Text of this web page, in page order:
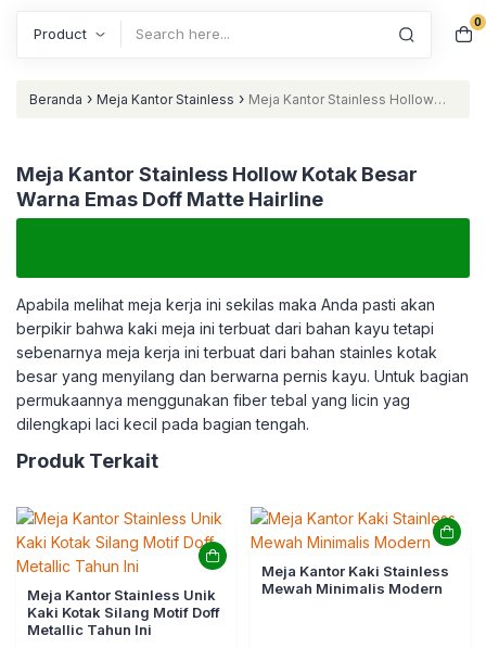
0
Beranda › Meja Kantor Stainless › Meja Kantor Stainless Hollow
Meja Kantor Stainless Hollow Kotak Besar
Warna Emas Doff Matte Hairline
Apabila melihat meja kerja ini sekilas maka Anda pasti akan
berpikir bahwa kaki meja ini terbuat dari bahan kayu tetapi
sebenarnya meja kerja ini terbuat dari bahan stainles kotak
besar yang menyilang dan berwarna pernis kayu. Untuk bagian
permukaannya menggunakan fiber tebal yang licin yag
dilengkapi laci kecil pada bagian tengah.
Produk Terkait
Meja Kantor Stainless Unik
Kaki Kotak Silang Motif Doff
Metallic Tahun Ini
Meja Kantor Kaki Stainless
Mewah Minimalis Modern